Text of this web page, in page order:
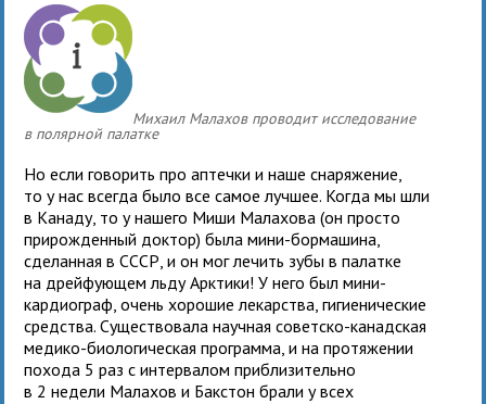
Михаил Малахов проводит исследование
в полярной палатке
Но если говорить про аптечки и наше снаряжение,
то у нас всегда было все самое лучшее. Когда мы шли
в Канаду, то у нашего Миши Малахова (он просто
прирожденный доктор) была мини-бормашина,
сделанная в СССР, и он мог лечить зубы в палатке
на дрейфующем льду Арктики! У него был мини-
кардиограф, очень хорошие лекарства, гигиенические
средства. Существовала научная советско-канадская
медико-биологическая программа, и на протяжении
похода 5 раз с интервалом приблизительно
в 2 недели Малахов и Бакстон брали у всех